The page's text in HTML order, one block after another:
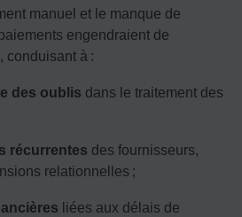
manuel et le manque de
engendraient de
conduisant à :
des oublis dans le traitement des
récurrentes des fournisseurs,
relationnelles ;
liées aux délais de